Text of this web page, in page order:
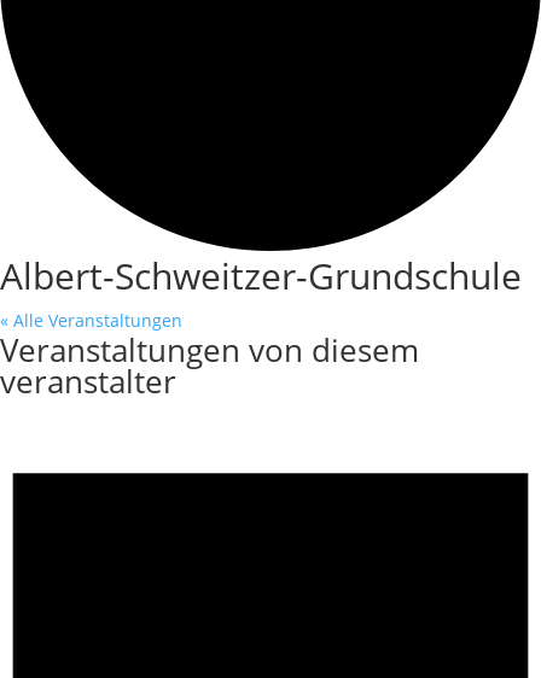
Albert-Schweitzer-Grundschule
« Alle Veranstaltungen
Veranstaltungen von diesem
veranstalter